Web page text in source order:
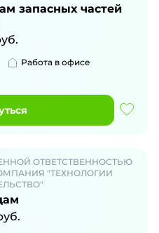
запасных частей
Работа в офисе
ОТВЕТСТВЕННОСТЬЮ
"ТЕХНОЛОГИИ